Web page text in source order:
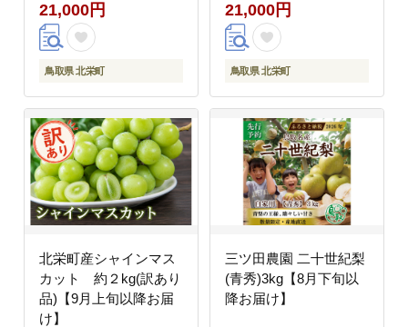
21,000円
鳥取県 北栄町
21,000円
鳥取県 北栄町
北栄町産シャインマス
カット 約２kg(訳あり
品)【9月上旬以降お届
け】
三ツ田農園 二十世紀梨
(青秀)3kg【8月下旬以
降お届け】